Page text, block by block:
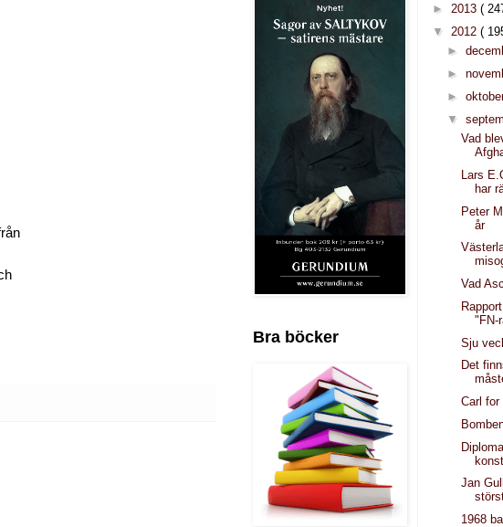
Bra böcker
► 2013 (
▼ 2012 (
►
►
►
▼
Vad
Lars
har
Peter
år
Vad
"FN-
Sju
Det
Carl
Jan
1968